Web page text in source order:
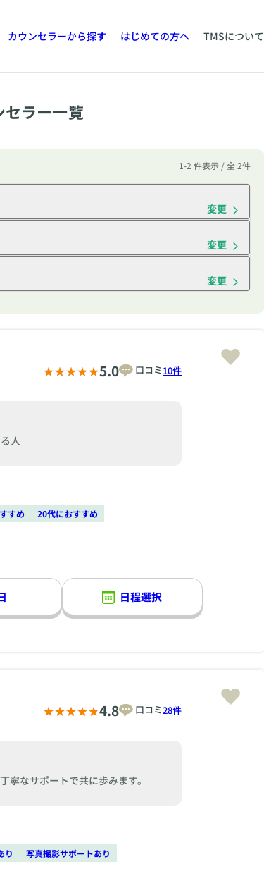
カウンセラーから探す はじめての方へ TMSについて
ラー一覧
1-2 件表示 / 全 2件
変更
変更
変更
人
5.0 口コミ10件
すめ 20代におすすめ
日程選択
なサポートで共に歩みます。
4.8 口コミ28件
り 写真撮影サポートあり